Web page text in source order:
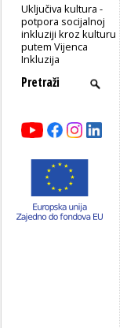
Uključiva kultura -
potpora socijalnoj
inkluziji kroz kulturu
putem Vijenca
Inkluzija